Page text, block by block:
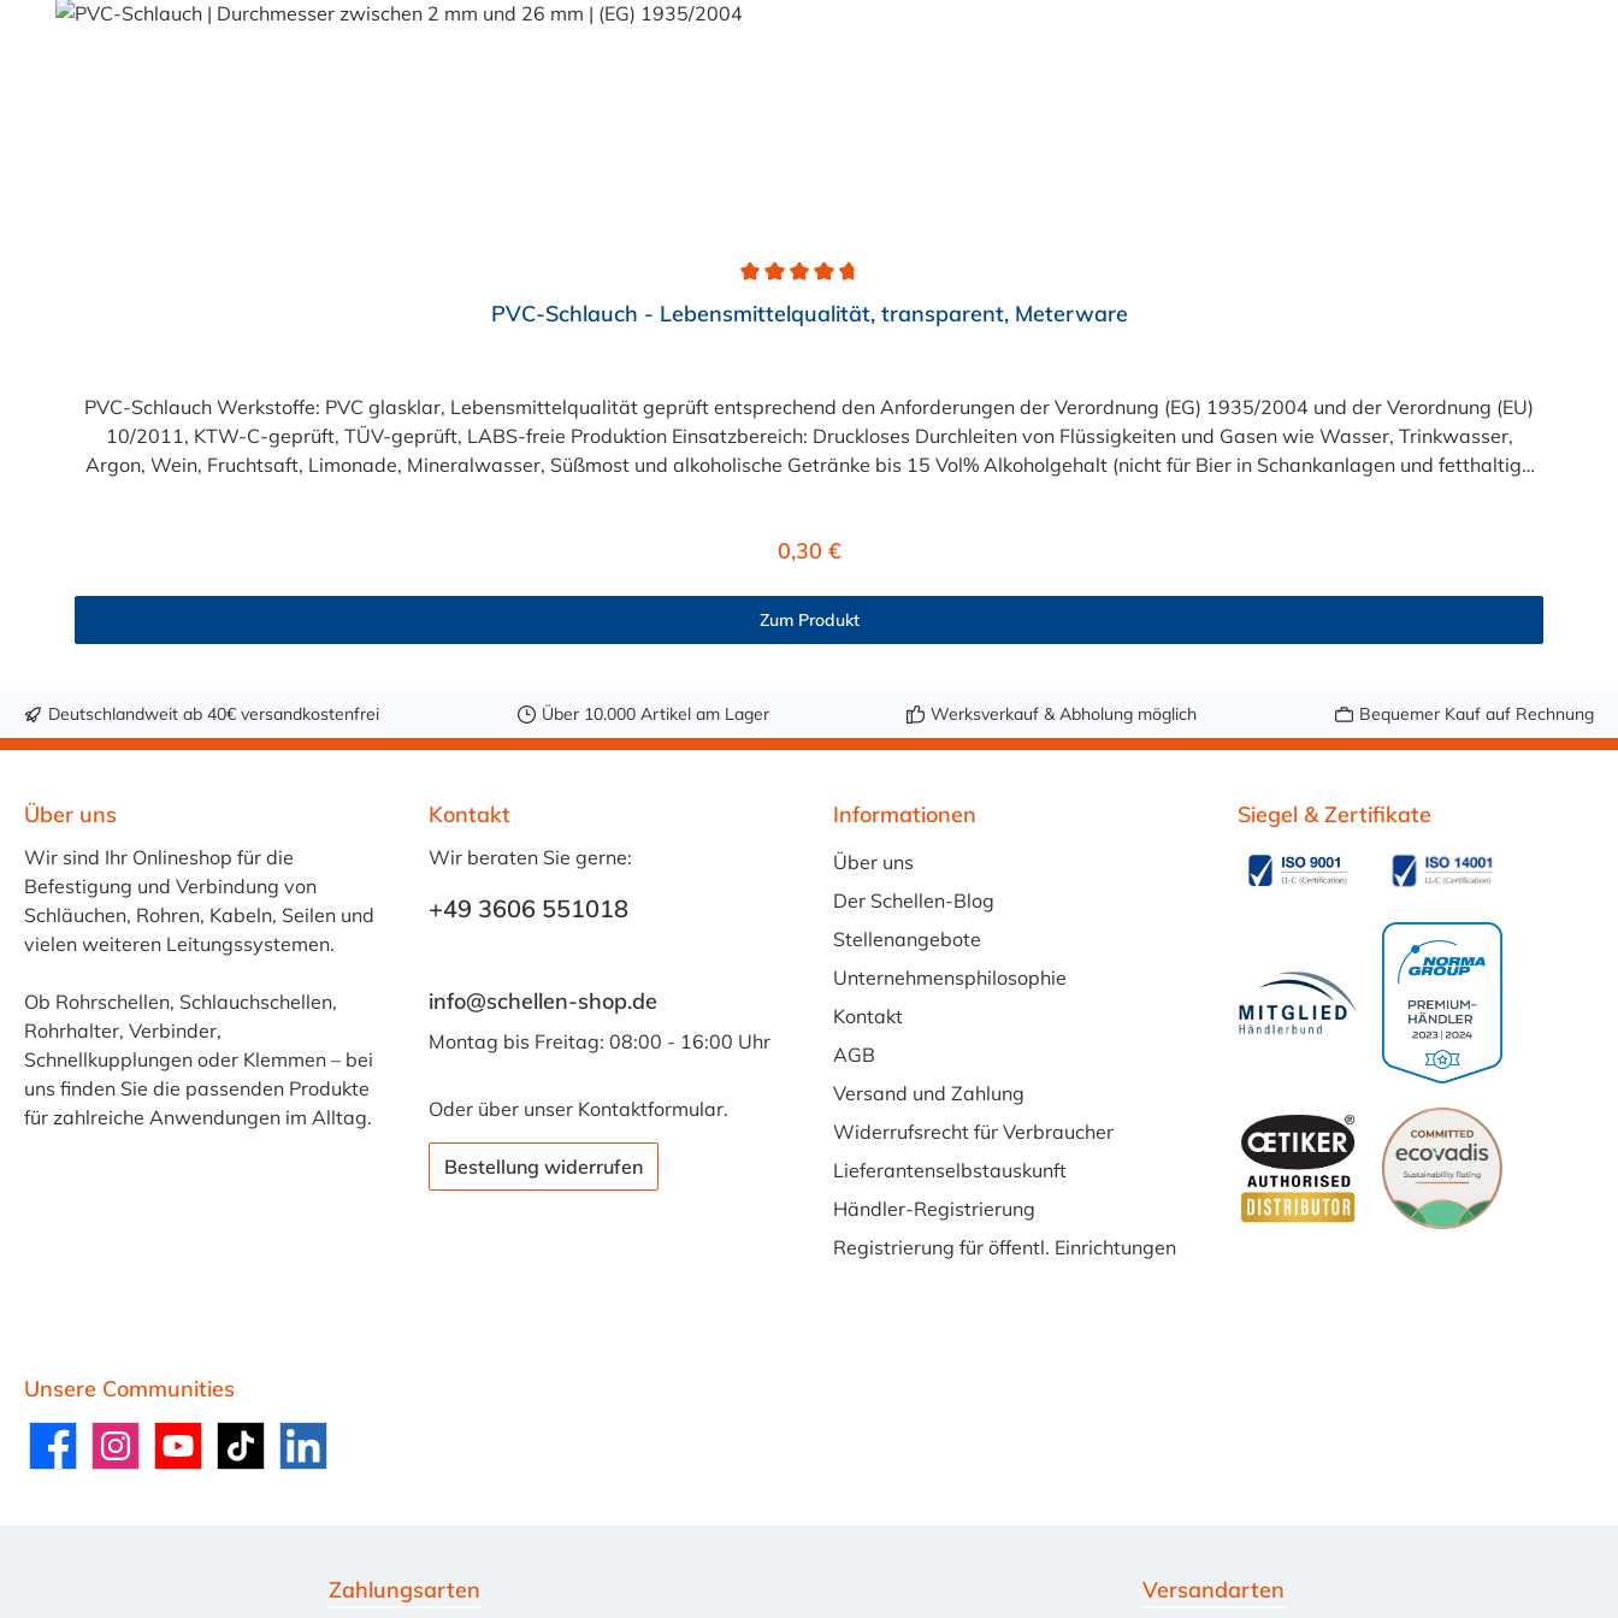
Sicherheit und Qualität. Bestellen Sie den lebensmittelechten PVC-Schlauch mit Gewebeeinlage bequem auf Meterware – in genau der Länge, die Sie brauchen.
Durchschnittliche Bewertung von 4.7 von 5 SternenPVC-Schlauch - Lebensmittelqualität, transparent, Meterware
PVC-Schlauch Werkstoffe: PVC glasklar, Lebensmittelqualität geprüft entsprechend den Anforderungen der Verordnung (EG) 1935/2004 und der Verordnung (EU)
10/2011, KTW-C-geprüft, TÜV-geprüft, LABS-freie Produktion Einsatzbereich: Druckloses Durchleiten von Flüssigkeiten und Gasen wie Wasser, Trinkwasser,
Argon, Wein, Fruchtsaft, Limonade, Mineralwasser, Süßmost und alkoholische Getränke bis 15 Vol% Alkoholgehalt (nicht für Bier in Schankanlagen und fetthaltige
Regulärer Preis:
0,30 €
Zum Produkt
Deutschlandweit ab 40€ versandkostenfrei Über 10.000 Artikel am Lager Werksverkauf & Abholung möglich Bequemer Kauf auf Rechnung
Über uns
Wir sind Ihr Onlineshop für die
Befestigung und Verbindung von
Schläuchen, Rohren, Kabeln, Seilen und
vielen weiteren Leitungssystemen.
Ob Rohrschellen, Schlauchschellen,
Rohrhalter, Verbinder,
Schnellkupplungen oder Klemmen – bei
uns finden Sie die passenden Produkte
für zahlreiche Anwendungen im Alltag.
Kontakt
Wir beraten Sie gerne:
+49 3606 551018
info@schellen-shop.de
Montag bis Freitag: 08:00 - 16:00 Uhr
Oder über unser Kontaktformular.
Bestellung widerrufen
Informationen
Über uns
Der Schellen-Blog
Stellenangebote
Unternehmensphilosophie
Kontakt
AGB
Versand und Zahlung
Widerrufsrecht für Verbraucher
Lieferantenselbstauskunft
Händler-Registrierung
Registrierung für öffentl. Einrichtungen
Unsere Communities
FacebookInstagramYouTube TikTok LinkedIn
Siegel & Zertifikate
Zahlungsarten Versandarten